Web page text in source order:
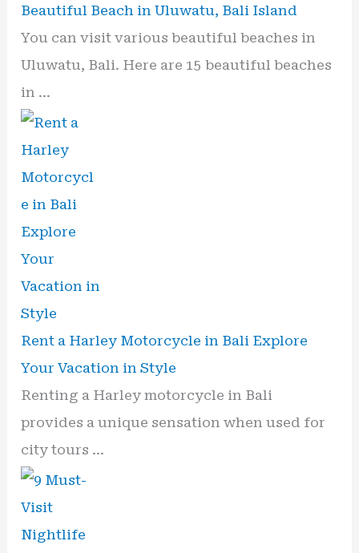
Beautiful Beach in Uluwatu, Bali Island
You can visit various beautiful beaches in
Uluwatu, Bali. Here are 15 beautiful beaches
in …
Rent a Harley Motorcycle in Bali Explore
Your Vacation in Style
Renting a Harley motorcycle in Bali
provides a unique sensation when used for
city tours …